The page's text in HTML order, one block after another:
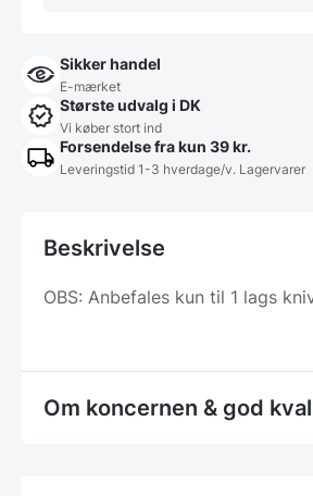
Sikker handel
E-mærket
Største udvalg i DK
Vi køber stort ind
Forsendelse fra kun 39 kr.
Leveringstid 1-3 hverdage/v. Lagervarer
Beskrivelse
OBS: Anbefales kun til 1 lags
Om koncernen & god